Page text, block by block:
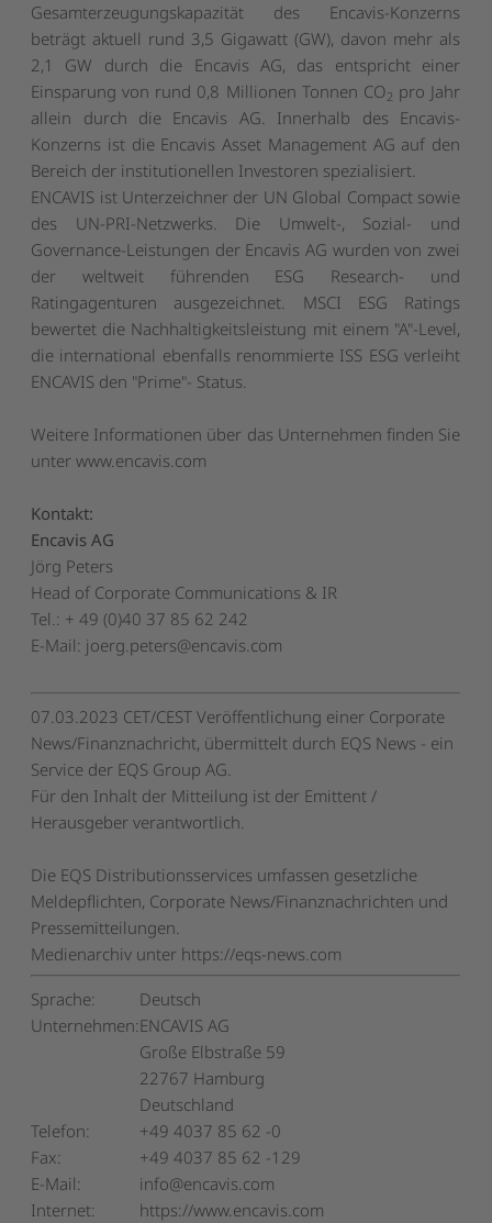
Gesamterzeugungskapazität des Encavis-Konzerns
beträgt aktuell rund 3,5 Gigawatt (GW), davon mehr als
2,1 GW durch die Encavis AG, das entspricht einer
Einsparung von rund 0,8 Millionen Tonnen CO2 pro Jahr
allein durch die Encavis AG. Innerhalb des Encavis-
Konzerns ist die Encavis Asset Management AG auf den
Bereich der institutionellen Investoren spezialisiert.
ENCAVIS ist Unterzeichner der UN Global Compact sowie
des UN-PRI-Netzwerks. Die Umwelt-, Sozial- und
Governance-Leistungen der Encavis AG wurden von zwei
der weltweit führenden ESG Research- und
Ratingagenturen ausgezeichnet. MSCI ESG Ratings
bewertet die Nachhaltigkeitsleistung mit einem "A"-Level,
die international ebenfalls renommierte ISS ESG verleiht
ENCAVIS den "Prime"- Status.
Weitere Informationen über das Unternehmen finden Sie
unterwww.encavis.com
Kontakt:
Encavis AG
Jörg Peters
Head of Corporate Communications & IR
Tel.: + 49 (0)40 37 85 62 242
E-Mail: joerg.peters@encavis.com
07.03.2023 CET/CEST Veröffentlichung einer Corporate
News/Finanznachricht, übermittelt durch EQS News - ein
Service der EQS Group AG.
Für den Inhalt der Mitteilung ist der Emittent /
Herausgeber verantwortlich.
Die EQS Distributionsservices umfassen gesetzliche
Meldepflichten, Corporate News/Finanznachrichten und
Pressemitteilungen.
Medienarchiv unter https://eqs-news.com
Sprache:
Deutsch
Unternehmen:ENCAVIS AG
Große Elbstraße 59
22767 Hamburg
Deutschland
Telefon:
+49 4037 85 62 -0
Fax:
+49 4037 85 62 -129
E-Mail:
info@encavis.com
Internet:
https://www.encavis.com